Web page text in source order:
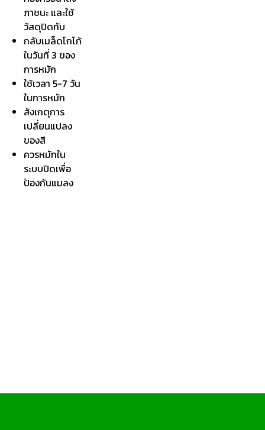
ภาชนะ และใช้
วัสดุปิดทับ
กลับเมล็ดโกโก้
ในวันที่ 3 ของ
การหมัก
ใช้เวลา 5-7 วัน
ในการหมัก
สังเกตุการ
เปลี่ยนแปลง
ของสี
ควรหมักใน
ระบบปิดเพื่อ
ป้องกันแมลง